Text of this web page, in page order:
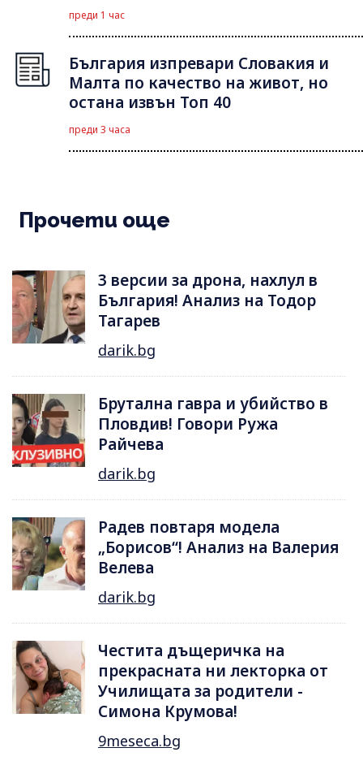
преди 1 час
България изпревари Словакия и
Малта по качество на живот, но
остана извън Топ 40
преди 3 часа
Прочети още
3 версии за дрона, нахлул в
България! Анализ на Тодор
Тагарев
darik.bg
Брутална гавра и убийство в
Пловдив! Говори Ружа
Райчева
darik.bg
Радев повтаря модела
„Борисов“! Анализ на Валерия
Велева
darik.bg
Честита дъщеричка на
прекрасната ни лекторка от
Училищата за родители -
Симона Крумова!
9meseca.bg